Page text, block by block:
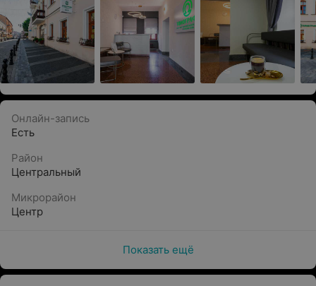
Онлайн-запись
Есть
Район
Центральный
Микрорайон
Центр
Показать ещё